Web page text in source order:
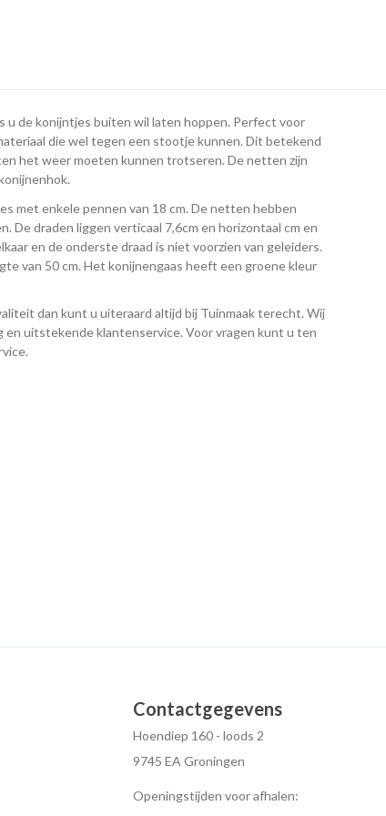
u de konijntjes buiten wil laten hoppen. Perfect voor
die wel tegen een stootje kunnen. Dit betekend
het weer moeten kunnen trotseren. De netten zijn
met enkele pennen van 18 cm. De netten hebben
De draden liggen verticaal 7,6cm en horizontaal cm en
en de onderste draad is niet voorzien van geleiders.
van 50 cm. Het konijnengaas heeft een groene kleur
dan kunt u uiteraard altijd bij Tuinmaak terecht. Wij
uitstekende klantenservice. Voor vragen kunt u ten
Contactgegevens
Hoendiep 160 - loods 2
9745 EA Groningen
Openingstijden voor afhalen: